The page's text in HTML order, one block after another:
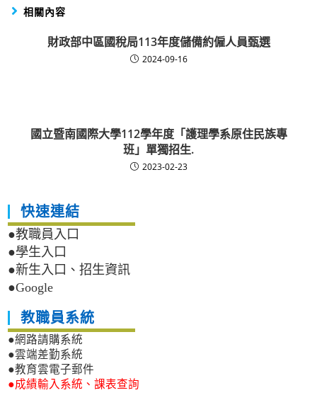
相關內容
財政部中區國稅局113年度儲備約僱人員甄選
2024-09-16
國立暨南國際大學112學年度「護理學系原住民族專
班」單獨招生.
2023-02-23
快速連結
●教職員入口
●學生入口
●新生入口、招生資訊
●Google
教職員系統
●網路請購系統
●雲端差勤系統
●教育雲電子郵件
●成績輸入系統、課表查詢